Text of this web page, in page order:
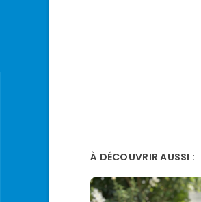
À DÉCOUVRIR AUSSI :